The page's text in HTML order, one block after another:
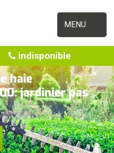
MENU
indisponible
haie
jardinier pas